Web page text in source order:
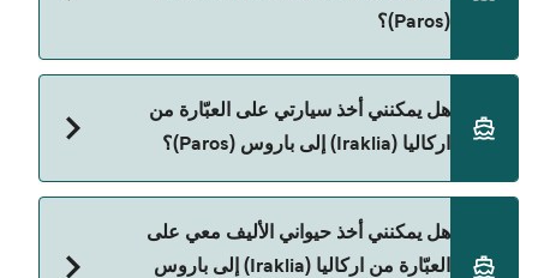
(Paros)؟
نعم، يمكنك السفر كراكب بدون سيارة من اركاليا
(Iraklia) إلى باروس (Paros) مع:
هل يمكنني أخذ سيارتي على العبّارة من
اركاليا (Iraklia) إلى باروس (Paros)؟
نعم، يمكنك السفر مع سيارتك على العبّارة من اركاليا
هل يمكنني أخذ حيواني الأليف معي على
العبّارة من اركاليا (Iraklia) إلى باروس